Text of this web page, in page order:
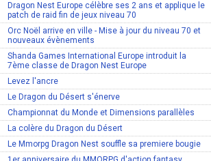
Dragon Nest Europe célèbre ses 2 ans et applique le
patch de raid fin de jeux niveau 70
Orc Noël arrive en ville - Mise à jour du niveau 70 et
nouveaux évènements
Shanda Games International Europe introduit la
7ème classe de Dragon Nest Europe
Levez l'ancre
Le Dragon du Désert s'énerve
Championnat du Monde et Dimensions parallèles
La colère du Dragon du Désert
Le Mmorpg Dragon Nest souffle sa premiere bougie